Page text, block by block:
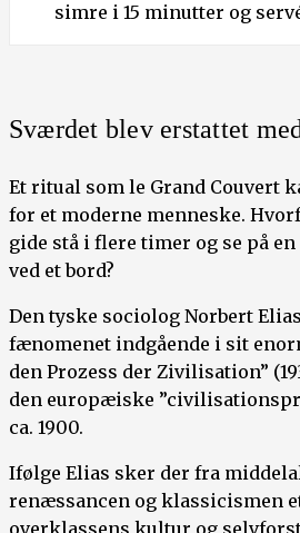
simre i 15 minutter og
Sværdet blev erstattet
Et ritual som le Grand Couvert
for et moderne menneske.
gide stå i flere timer og se på
ved et bord?
Den tyske sociolog Norbert
fænomenet indgående i sit
den Prozess der Zivilisation”
den europæiske
ca. 1900.
Ifølge Elias sker der fra
renæssancen og klassicismen